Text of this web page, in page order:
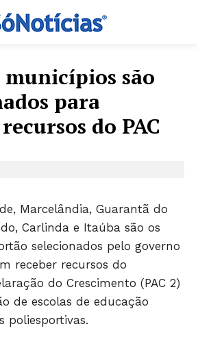
são
para
do PAC
Marcelândia, Guarantã do
Carlinda e Itaúba são os
selecionados pelo governo
receber recursos do
do Crescimento (PAC 2)
de escolas de educação
poliesportivas.